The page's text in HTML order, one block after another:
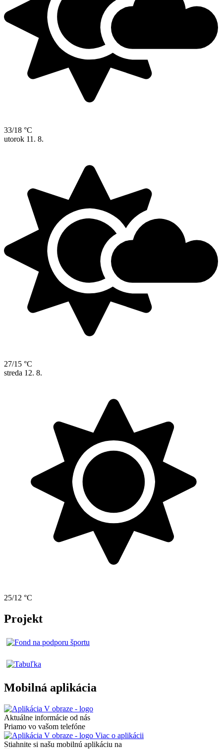
33/18 °C
utorok 11. 8.
27/15 °C
streda 12. 8.
25/12 °C
Projekt
Mobilná aplikácia
Aktuálne informácie od nás
Priamo vo vašom telefóne
Viac o aplikácii
Stiahnite si našu mobilnú aplikáciu na